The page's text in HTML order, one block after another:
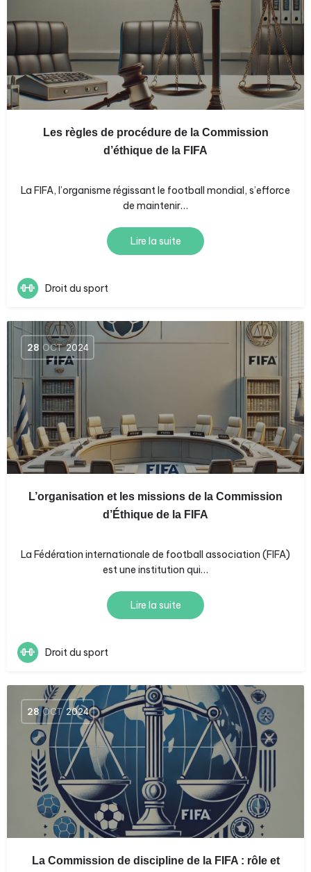
Les règles de procédure de la Commission
d’éthique de la FIFA
La FIFA, l’organisme régissant le football mondial, s’efforce
de maintenir…
Lire la suite
Droit du sport
28 OCT 2024
L’organisation et les missions de la Commission
d’Éthique de la FIFA
La Fédération internationale de football association (FIFA)
est une institution qui…
Lire la suite
Droit du sport
28 OCT 2024
La Commission de discipline de la FIFA : rôle et